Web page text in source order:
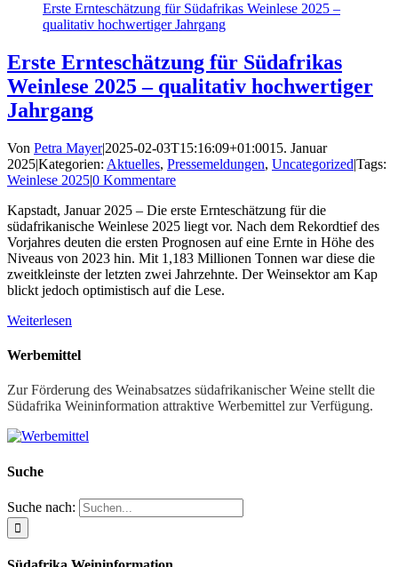
Erste Ernteschätzung für Südafrikas Weinlese 2025 –
qualitativ hochwertiger Jahrgang
Erste Ernteschätzung für Südafrikas
Weinlese 2025 – qualitativ hochwertiger
Jahrgang
Von Petra Mayer|2025-02-03T15:16:09+01:0015. Januar
2025|Kategorien: Aktuelles, Pressemeldungen, Uncategorized|Tags:
Weinlese 2025|0 Kommentare
Kapstadt, Januar 2025 – Die erste Ernteschätzung für die
südafrikanische Weinlese 2025 liegt vor. Nach dem Rekordtief des
Vorjahres deuten die ersten Prognosen auf eine Ernte in Höhe des
Niveaus von 2023 hin. Mit 1,183 Millionen Tonnen war diese die
zweitkleinste der letzten zwei Jahrzehnte. Der Weinsektor am Kap
blickt jedoch optimistisch auf die Lese.
Weiterlesen
Werbemittel
Zur Förderung des Weinabsatzes südafrikanischer Weine stellt die
Südafrika Weininformation attraktive Werbemittel zur Verfügung.
Suche
Suche nach: